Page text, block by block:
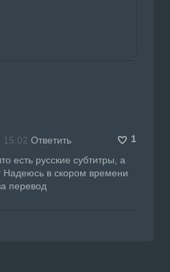
15:02 Ответить
1
есть русские субтитры, а
в скором времени
перевод